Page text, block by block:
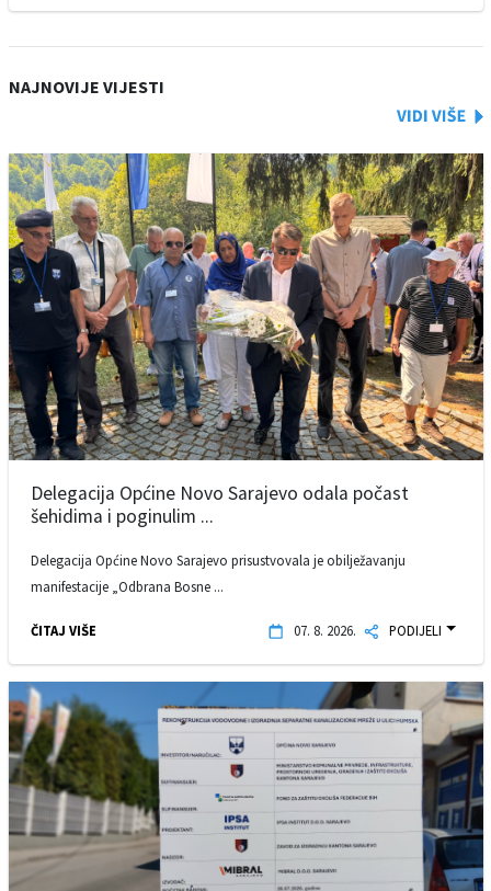
NAJNOVIJE VIJESTI
Delegacija Općine Novo Sarajevo odala počast
šehidima i poginulim ...
Delegacija Općine Novo Sarajevo prisustvovala je obilježavanju
manifestacije „Odbrana Bosne ...
ČITAJ VIŠE 07. 8. 2026. PODIJELI